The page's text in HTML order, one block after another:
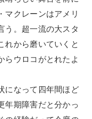
マクレーンはアメリ
う。超一流の大スタ
れから磨いていくと
らウロコがとれたよ
になって四年間ほど
年期障害だと分かっ